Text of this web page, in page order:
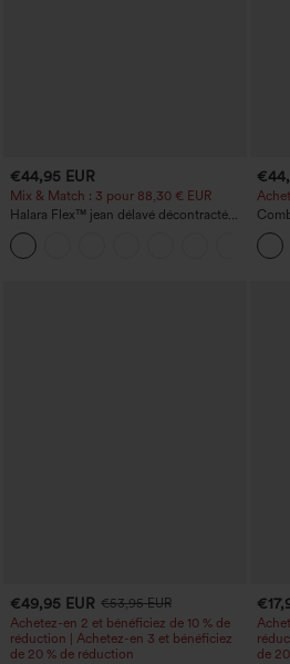
€44,95 EUR
Mix & Match : 3 pour 88,30 € EUR
Halara Flex™ jean délavé décontracté
taille haute à poches, coupe baggy à
jambe large
frais,
Peezy
€49,95 EUR €53,95 EUR
Achetez-en 2 et bénéficiez de 10 % de
réduction | Achetez-en 3 et bénéficiez
de 20 % de réduction
de